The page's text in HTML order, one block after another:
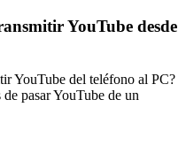
YouTube desde
YouTube del teléfono al PC?
pasar YouTube de un